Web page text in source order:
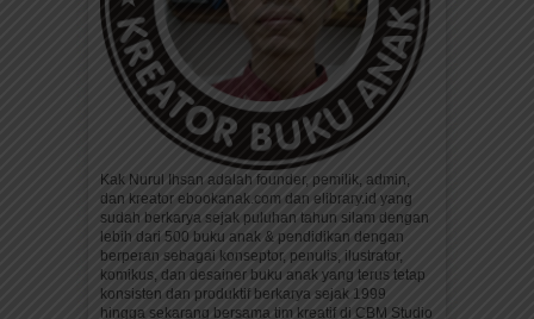
Kak Nurul Ihsan adalah founder, pemilik, admin,
dan kreator ebookanak.com dan elibrary.id yang
sudah berkarya sejak puluhan tahun silam dengan
lebih dari 500 buku anak & pendidikan dengan
berperan sebagai konseptor, penulis, ilustrator,
komikus, dan desainer buku anak yang terus tetap
konsisten dan produktif berkarya sejak 1999
hingga sekarang bersama tim kreatif di CBM Studio